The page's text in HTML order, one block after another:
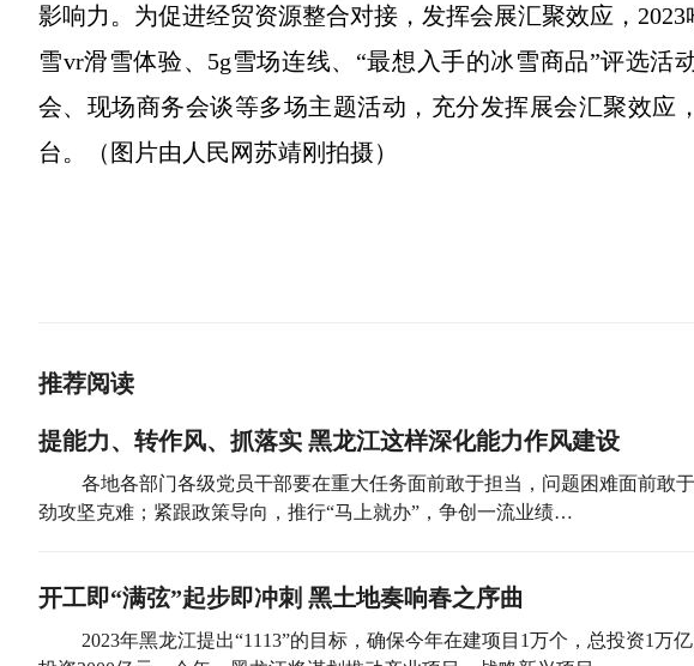
影响力。为促进经贸资源整合对接，发挥会展汇聚效应，
雪vr滑雪体验、5g雪场连线、“最想入手的冰雪商品”评选活
会、现场商务会谈等多场主题活动，充分发挥展会汇聚效应
台。（图片由人民网苏靖刚拍摄）
推荐阅读
提能力、转作风、抓落实 黑龙江这样深化能力作风建设
各地各部门各级党员干部要在重大任务面前敢于担当，问题困难面前敢
劲攻坚克难；紧跟政策导向，推行“马上就办”，争创一流业绩…
开工即“满弦”起步即冲刺 黑土地奏响春之序曲
2023年黑龙江提出“1113”的目标，确保今年在建项目1万个，总投资1万